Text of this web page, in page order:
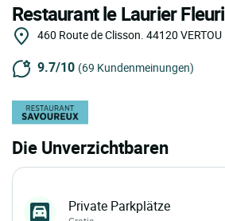
Restaurant le Laurier Fleuri
460 Route de Clisson. 44120 VERTOU
9.7/10 (69 Kundenmeinungen)
Die Unverzichtbaren
Private Parkplätze